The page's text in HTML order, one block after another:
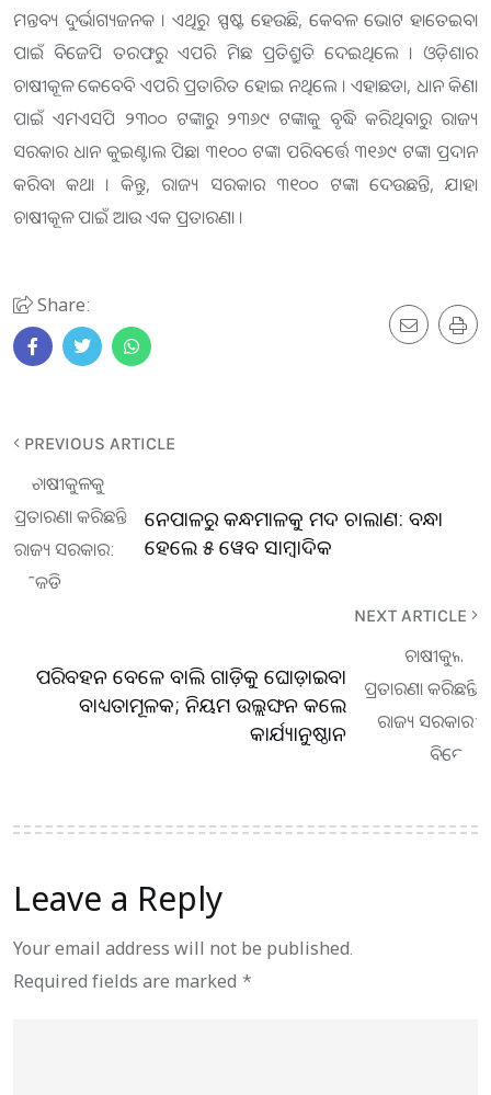
ମନ୍ତବ୍ୟ ଦୁର୍ଭାଗ୍ୟଜନକ । ଏଥିରୁ ସ୍ପଷ୍ଟ ହେଉଛି, କେବଳ ଭୋଟ ହାତେଇବା
ପାଇଁ ବିଜେପି ତରଫରୁ ଏପରି ମିଛ ପ୍ରତିଶ୍ରୁତି ଦେଇଥିଲେ । ଓଡ଼ିଶାର
ଚାଷୀକୂଳ କେବେବି ଏପରି ପ୍ରତାରିତ ହୋଇ ନଥିଲେ । ଏହାଛଡା, ଧାନ କିଣା
ପାଇଁ ଏମଏସପି ୨୩୦୦ ଟଙ୍କାରୁ ୨୩୬୯ ଟଙ୍କାକୁ ବୃଦ୍ଧି କରିଥିବାରୁ ରାଜ୍ୟ
ସରକାର ଧାନ କୁଇଣ୍ଟାଲ ପିଛା ୩୧୦୦ ଟଙ୍କା ପରିବର୍ତ୍ତେ ୩୧୬୯ ଟଙ୍କା ପ୍ରଦାନ
କରିବା କଥା । କିନ୍ତୁ, ରାଜ୍ୟ ସରକାର ୩୧୦୦ ଟଙ୍କା ଦେଉଛନ୍ତି, ଯାହା
ଚାଷୀକୂଳ ପାଇଁ ଆଉ ଏକ ପ୍ରତାରଣା ।
Share:
PREVIOUS ARTICLE
ନେପାଳରୁ କନ୍ଧମାଳକୁ ମଦ ଚାଲାଣ: ବନ୍ଧା
ହେଲେ ୫ ୱେବ ସାମ୍ବାଦିକ
NEXT ARTICLE
ପରିବହନ ବେଳେ ବାଲି ଗାଡ଼ିକୁ ଘୋଡ଼ାଇବା
ବାଧ୍ୟତାମୂଳକ; ନିୟମ ଉଲ୍ଲଙ୍ଘନ କଲେ
କାର୍ଯ୍ୟାନୁଷ୍ଠାନ
Leave a Reply
Your email address will not be published.
Required fields are marked *